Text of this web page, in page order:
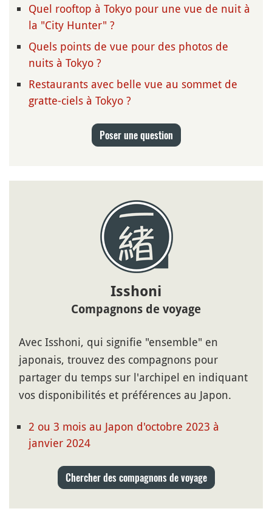
Quel rooftop à Tokyo pour une vue de nuit à
la "City Hunter" ?
Quels points de vue pour des photos de
nuits à Tokyo ?
Restaurants avec belle vue au sommet de
gratte-ciels à Tokyo ?
Poser une question
Isshoni
Compagnons de voyage
Avec Isshoni, qui signifie "ensemble" en
japonais, trouvez des compagnons pour
partager du temps sur l'archipel en indiquant
vos disponibilités et préférences au Japon.
2 ou 3 mois au Japon d'octobre 2023 à
janvier 2024
Chercher des compagnons de voyage